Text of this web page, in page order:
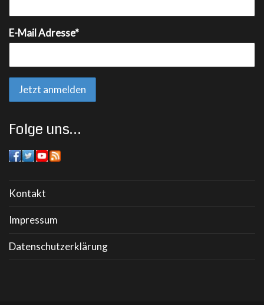
E-Mail Adresse*
Folge uns…
Kontakt
Impressum
Datenschutzerklärung